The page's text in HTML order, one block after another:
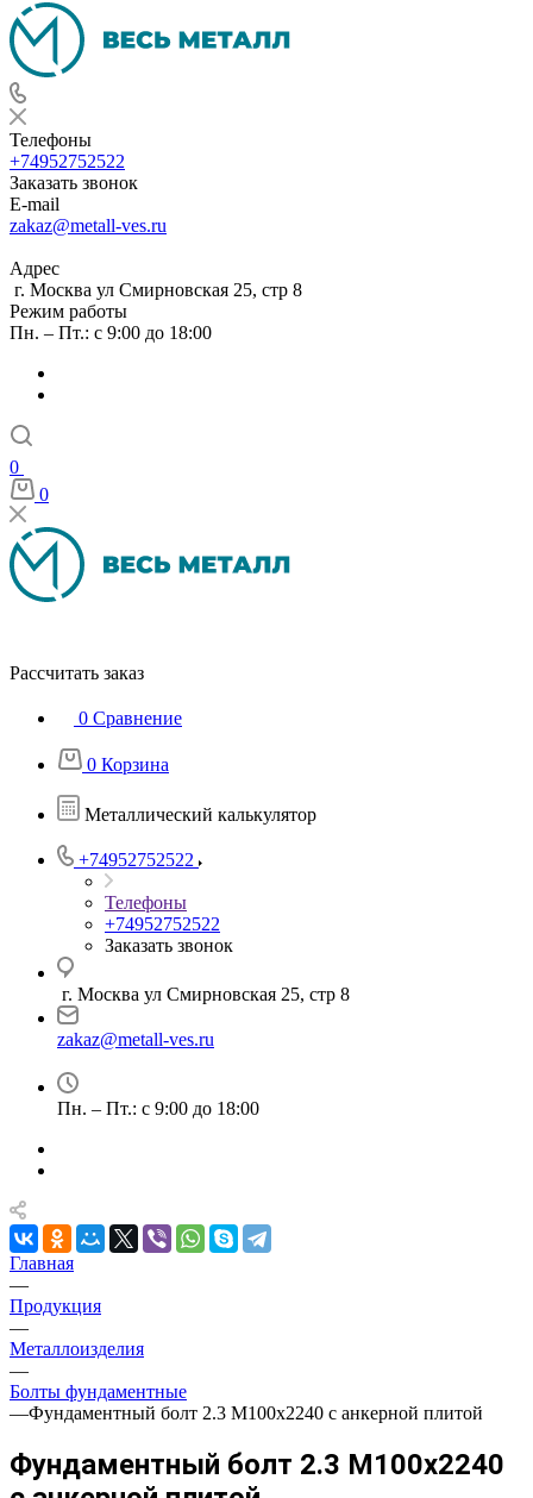
Телефоны
+74952752522
Заказать звонок
E-mail
zakaz@metall-ves.ru
Адрес
г. Москва ул Смирновская 25, стр 8
Режим работы
Пн. – Пт.: с 9:00 до 18:00
0
0
Рассчитать заказ
0 Сравнение
0 Корзина
Металлический калькулятор
+74952752522
Телефоны
+74952752522
Заказать звонок
г. Москва ул Смирновская 25, стр 8
zakaz@metall-ves.ru
Пн. – Пт.: с 9:00 до 18:00
Главная
—
Продукция
—
Металлоизделия
—
Болты фундаментные
—Фундаментный болт 2.3 М100х2240 с анкерной плитой
Фундаментный болт 2.3 М100х2240